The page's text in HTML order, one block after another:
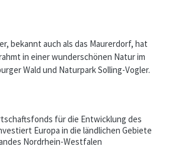
bekannt auch als das Maurerdorf, hat
in einer wunderschönen Natur im
Wald und Naturpark Solling-Vogler.